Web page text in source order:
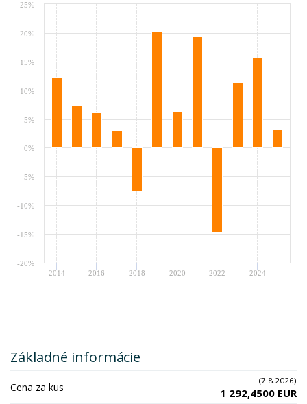
2014 2016 2018 2020 2022 2024
-20%
-15%
-10%
-5%
0%
5%
10%
15%
20%
25%
Základné informácie
Cena za kus (7.8.2026)
1 292,4500 EUR